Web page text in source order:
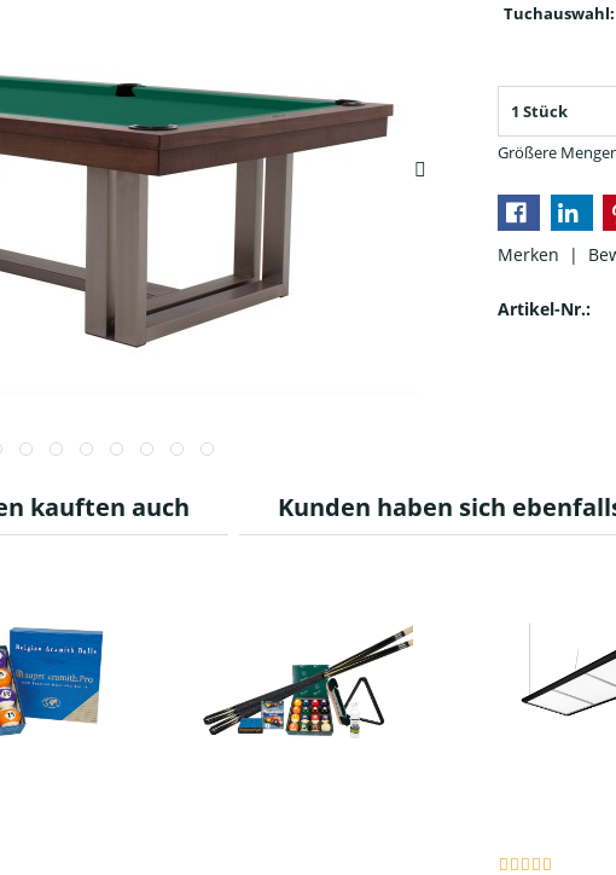
Tuchauswahl:
Größere
Merken |
Artikel-Nr.:
kauften auch Kunden haben sich